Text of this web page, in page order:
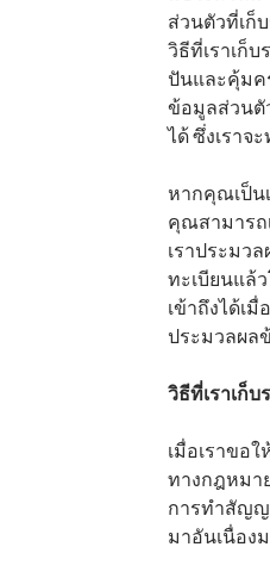
ส่วนตัวที่เก็
วิธีที่เราเก็
ปันและคุ้มค
ข้อมูลส่วนตั
ได้ ซึ่งเรา
หากคุณเป็น
คุณสามารถ
เราประมว
ทะเบียนแล้
เข้าถึงได้เ
ประมวลผล
วิธีที่เราเก็
เมื่อเราขอ
ทางกฎหมา
การทำสัญ
มาอันเนื่อง